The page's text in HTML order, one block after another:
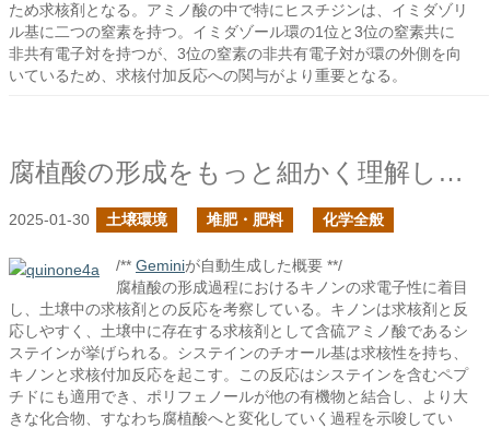
ため求核剤となる。アミノ酸の中で特にヒスチジンは、イミダゾリ
ル基に二つの窒素を持つ。イミダゾール環の1位と3位の窒素共に
非共有電子対を持つが、3位の窒素の非共有電子対が環の外側を向
いているため、求核付加反応への関与がより重要となる。
腐植酸の形成をもっと細かく理解したい２
2025-01-30 土壌環境 堆肥・肥料 化学全般
/** Geminiが自動生成した概要 **/
腐植酸の形成過程におけるキノンの求電子性に着目
し、土壌中の求核剤との反応を考察している。キノンは求核剤と反
応しやすく、土壌中に存在する求核剤として含硫アミノ酸であるシ
ステインが挙げられる。システインのチオール基は求核性を持ち、
キノンと求核付加反応を起こす。この反応はシステインを含むペプ
チドにも適用でき、ポリフェノールが他の有機物と結合し、より大
きな化合物、すなわち腐植酸へと変化していく過程を示唆してい